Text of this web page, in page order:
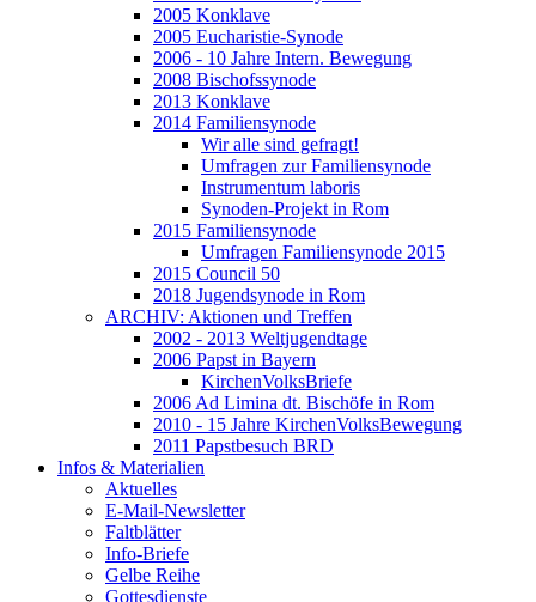
2005 Konklave
2005 Eucharistie-Synode
2006 - 10 Jahre Intern. Bewegung
2008 Bischofssynode
2013 Konklave
2014 Familiensynode
Wir alle sind gefragt!
Umfragen zur Familiensynode
Instrumentum laboris
Synoden-Projekt in Rom
2015 Familiensynode
Umfragen Familiensynode 2015
2015 Council 50
2018 Jugendsynode in Rom
ARCHIV: Aktionen und Treffen
2002 - 2013 Weltjugendtage
2006 Papst in Bayern
KirchenVolksBriefe
2006 Ad Limina dt. Bischöfe in Rom
2010 - 15 Jahre KirchenVolksBewegung
2011 Papstbesuch BRD
Infos & Materialien
Aktuelles
E-Mail-Newsletter
Faltblätter
Info-Briefe
Gelbe Reihe
Gottesdienste